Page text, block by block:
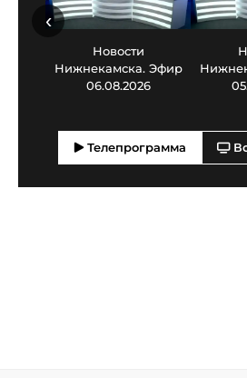
Новости
Нижнекамска. Эфир
06.08.2026
‹
Телепрограмма